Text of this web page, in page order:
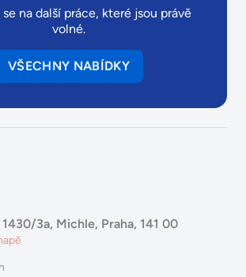
na další práce, které jsou právě
volné.
VŠECHNY NABÍDKY
3a, Michle, Praha, 141 00